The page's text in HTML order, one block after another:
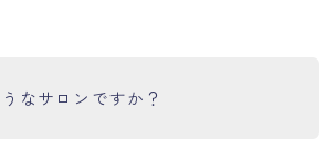
なサロンですか？